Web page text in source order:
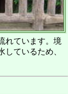
れています。境
ているため、